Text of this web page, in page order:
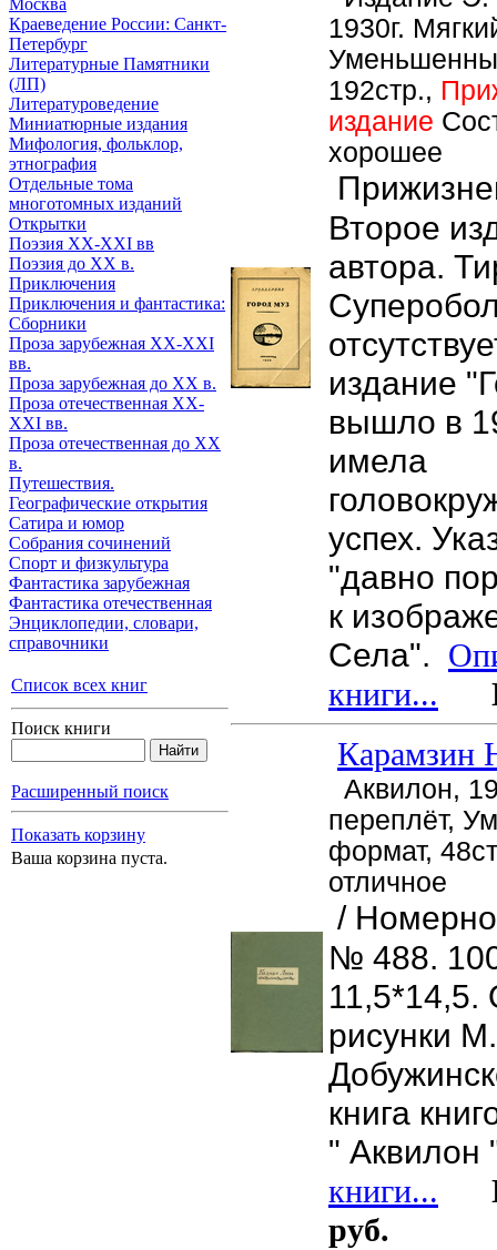
Краеведение России: Санкт-
Петербург
Литературные Памятники
(ЛП)
Литературоведение
Миниатюрные издания
Мифология, фольклор,
этнография
Отдельные тома
многотомных изданий
Открытки
Поэзия XX-XXI вв
Поэзия до XX в.
Приключения
Приключения и фантастика:
Сборники
Проза зарубежная XX-XXI
вв.
Проза зарубежная до XX в.
Проза отечественная XX-
XXI вв.
Проза отечественная до XX
в.
Путешествия.
Географические открытия
Сатира и юмор
Собрания сочинений
Спорт и физкультура
Фантастика зарубежная
Фантастика отечественная
Энциклопедии, cловари,
справочники
Список всех книг
Поиск книги
Расширенный поиск
Показать корзину
Ваша корзина пуста.
1930г.
192стр.,
издание
хорошее
Второе
автора.
издание
вышло в
имела
успех.
"давно
к
Села".
книги...
Карамзин
Аквилон,
переплёт,
формат,
отличное
/
№ 488.
рисунки
книга
" Аквилон
книги...
руб.